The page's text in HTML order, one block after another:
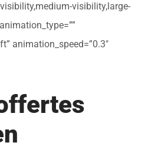
visibility,large-
animation_speed=”0.3″